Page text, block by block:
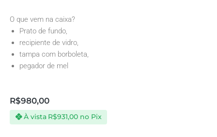
O que vem na caixa?
Prato de fundo,
recipiente de vidro,
tampa com borboleta,
pegador de mel
R$980,00
À vista R$931,00 no Pix